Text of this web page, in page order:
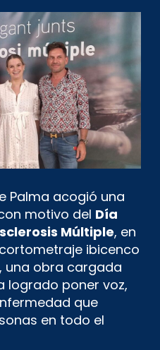
Palma acogió una
motivo del Día
Múltiple, en
ibicenco
, una obra cargada
logrado poner voz,
que
en todo el